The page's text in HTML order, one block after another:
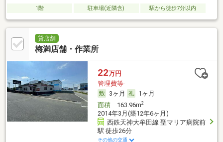
1階 駐車場(近隣含) 駅から徒歩7分以内
貸店舗
梅満店舗・作業所
22万円
管理費等-
3ヶ月
1ヶ月
面積163.96m2
2014年3月(築12年6ヶ月)
西鉄天神大牟田線 聖マリア病院前
駅 徒歩26分
その他の交通